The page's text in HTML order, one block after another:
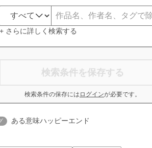
+ さらに詳しく検索する
検索条件を保存する
検索条件の保存には ログインが必要です。
ある意味ハッピーエンド